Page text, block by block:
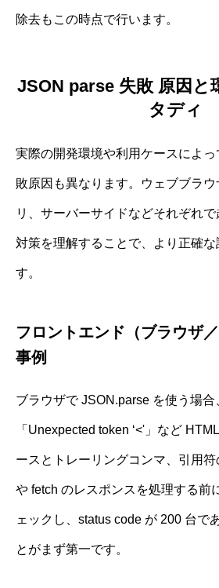
除去もこの時点で行います。
JSON parse 失敗 原因と
タディ
実際の開発環境や利用ケースによ
敗原因も異なります。ウェブブラ
リ、サーバーサイドなどそれぞれ
対策を理解することで、より正確な
す。
フロントエンド（ブラウザ
事例
ブラウザで JSON.parse を使う場
「Unexpected token ‘<'」など
ースとトレーリングコンマ、引用
や fetch のレスポンスを処理する前
ェックし、status code が 200 台で
とがまず第一です。